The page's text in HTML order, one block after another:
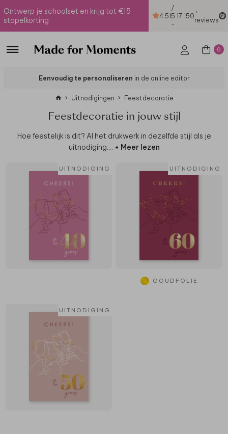
Ontwerp je schoolset en krijg tot €15
stapelkorting
4.51
/
5
-
17.150+
reviews
0
Eenvoudig te personaliseren in de online editor
Uitnodigingen Feestdecoratie
Feestdecoratie in jouw stijl
Hoe feestelijk is dit? Al het drukwerk in dezelfde stijl als je
uitnodiging.... + Meer lezen
UITNODIGING UITNODIGING
GOUDFOLIE
UITNODIGING